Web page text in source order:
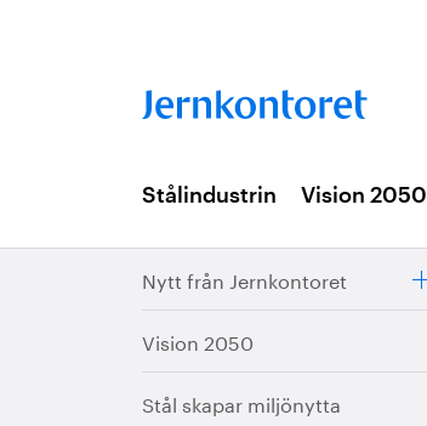
Stålindustrin Vision 2050
Nytt från Jernkontoret
Vision 2050
Stål skapar miljönytta